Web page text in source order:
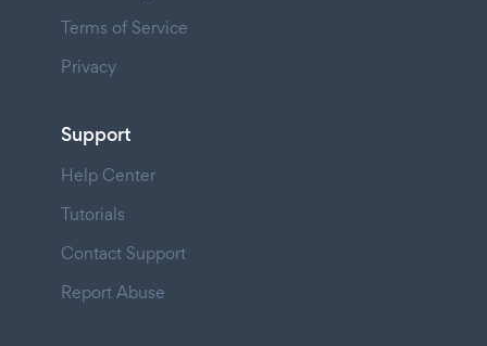
Terms of Service
Privacy
Support
Help Center
Tutorials
Contact Support
Report Abuse